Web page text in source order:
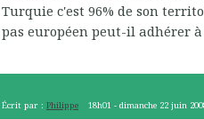
Turquie c'est 96% de son
pas européen peut-il adhérer à
Écrit par : Philippe 18h01 -dimanche 22 juin